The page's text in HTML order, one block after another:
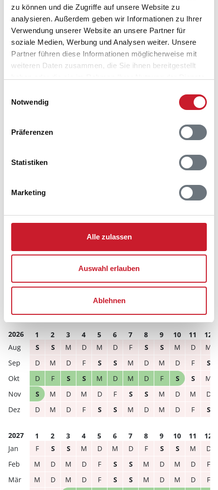
zu können und die Zugriffe auf unsere Website zu
analysieren. Außerdem geben wir Informationen zu Ihrer
Verwendung unserer Website an unsere Partner für
soziale Medien, Werbung und Analysen weiter. Unsere
Partner führen diese Informationen möglicherweise mit
weiteren Daten zusammen, die Sie ihnen bereitgestellt
Notwendig
Präferenzen
Statistiken
Marketing
Alle zulassen
Auswahl erlauben
Ablehnen
Anreisetag im Belegungskalender anklicken
Sie bekommen Verfügbarkeit und Preis angezeigt
Bitte beachten Sie, dass sich bei Änderungen des
Reisezeitraumes auch Änderungen bei der
können.
2026 1 2 3 4 5 6 7 8 9 10 11
12
S
S M D M D F S S M D
M
D
M D F S S M D M D F
S
D
F S S M D M D F S S
M
S
M D M D F S S M D M
D
D
M D F S S M D M D F S
2027 1 2 3 4 5 6 7 8 9 10 11
12
F
S S M D M D F S S M
D
M
D M D F S S M D M D
F
M
D M D F S S M D M D
F